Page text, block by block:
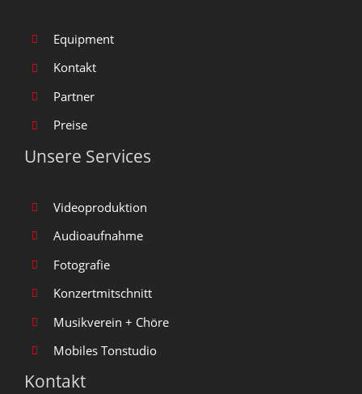
Equipment
Kontakt
Partner
Preise
Unsere Services
Videoproduktion
Audioaufnahme
Fotografie
Konzertmitschnitt
Musikverein + Chöre
Mobiles Tonstudio
Kontakt